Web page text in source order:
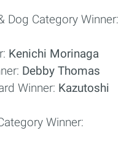
Dog Category Winner:
Kenichi Morinaga
Debby Thomas
Winner: Kazutoshi
Winner: